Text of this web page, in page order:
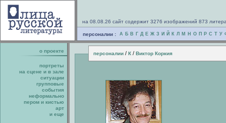
на 08.08.26 сайт содержит 3276 изображений 873
персоналии : А Б В Г Д Е Ж З И Й К Л М Н О П Р С Т У
о проекте персоналии / К / Виктор Коркия
портреты
на сцене и в зале
ситуации
групповые
события
неформально
пером и кистью
арт
и еще